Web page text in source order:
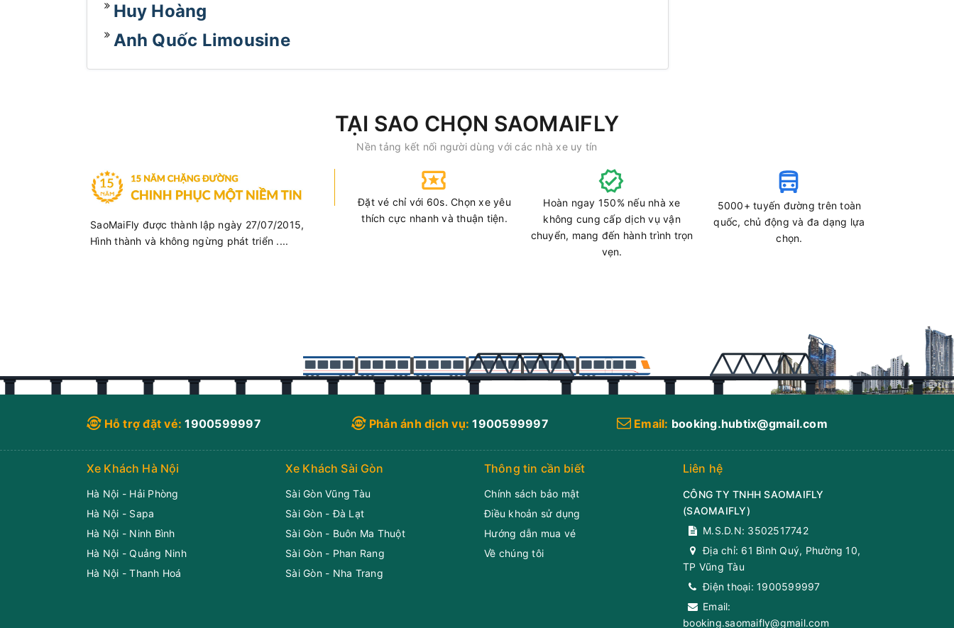
Huy Hoàng
Anh Quốc Limousine
TẠI SAO CHỌN SAOMAIFLY
Nền tảng kết nối người dùng với các nhà xe uy tín
SaoMaiFly được thành lập ngày 27/07/2015,
Hình thành và không ngừng phát triển ....
Đặt vé chỉ với 60s. Chọn xe yêu
thích cực nhanh và thuận tiện.
Hoàn ngay 150% nếu nhà xe
không cung cấp dịch vụ vận
chuyển, mang đến hành trình trọn
vẹn.
5000+ tuyến đường trên toàn
quốc, chủ động và đa dạng lựa
chọn.
Hỗ trợ đặt vé: 1900599997 Phản ánh dịch vụ: 1900599997 Email: booking.hubtix@gmail.com
Xe Khách Hà Nội
Hà Nội - Hải Phòng
Hà Nội - Sapa
Hà Nội - Ninh Bình
Hà Nội - Quảng Ninh
Hà Nội - Thanh Hoá
Xe Khách Sài Gòn
Sài Gòn Vũng Tàu
Sài Gòn - Đà Lạt
Sài Gòn - Buôn Ma Thuột
Sài Gòn - Phan Rang
Sài Gòn - Nha Trang
Thông tin cần biết
Chính sách bảo mật
Điều khoản sử dụng
Hướng dẫn mua vé
Về chúng tôi
Liên hệ
CÔNG TY TNHH SAOMAIFLY
(SAOMAIFLY)
M.S.D.N: 3502517742
Địa chỉ: 61 Bình Quý, Phường 10,
TP Vũng Tàu
Điện thoại: 1900599997
Email:
booking.saomaifly@gmail.com